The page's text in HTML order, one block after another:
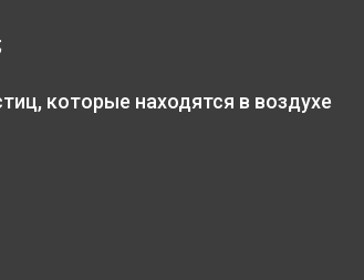
которые находятся в воздухе